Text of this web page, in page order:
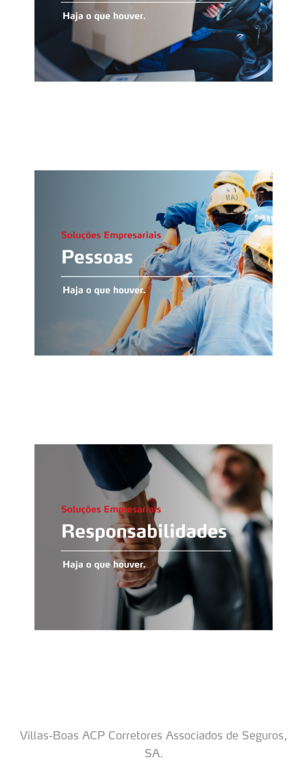
Villas-Boas ACP Corretores Associados de Seguros,
SA.